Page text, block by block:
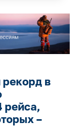
рекорд в
рейса,
–